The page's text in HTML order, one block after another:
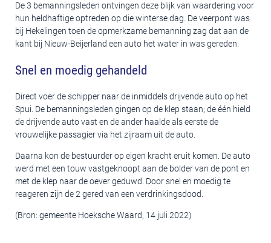
De 3 bemanningsleden ontvingen deze blijk van waardering voor
hun heldhaftige optreden op die winterse dag. De veerpont was
bij Hekelingen toen de opmerkzame bemanning zag dat aan de
kant bij Nieuw-Beijerland een auto het water in was gereden.
Snel en moedig gehandeld
Direct voer de schipper naar de inmiddels drijvende auto op het
Spui. De bemanningsleden gingen op de klep staan; de één hield
de drijvende auto vast en de ander haalde als eerste de
vrouwelijke passagier via het zijraam uit de auto.
Daarna kon de bestuurder op eigen kracht eruit komen. De auto
werd met een touw vastgeknoopt aan de bolder van de pont en
met de klep naar de oever geduwd. Door snel en moedig te
reageren zijn de 2 gered van een verdrinkingsdood.
(Bron: gemeente Hoeksche Waard, 14 juli 2022)